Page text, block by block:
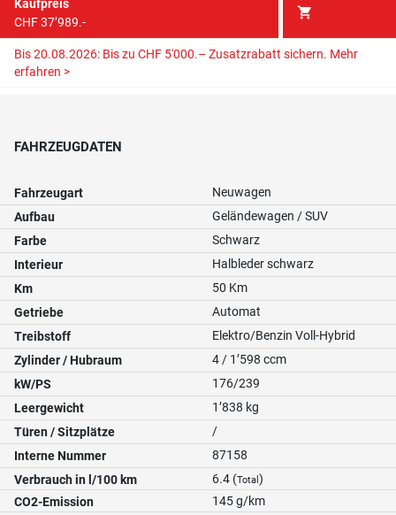
FAHRZEUGDATEN
Fahrzeugart
Neuwagen
Aufbau
Geländewagen / SUV
Farbe
Schwarz
Interieur
Halbleder schwarz
Km
50 Km
Getriebe
Automat
Treibstoff
Elektro/Benzin Voll-Hybrid
Zylinder / Hubraum
4 / 1’598 ccm
kW/PS
176/239
Leergewicht
1’838 kg
Türen / Sitzplätze
/
Interne Nummer
87158
Verbrauch in l/100 km
6.4 (Total )
CO2-Emission
145 g/km
Kaufpreis
CHF 37’989.-
shopping_cart
Bis 20.08.2026: Bis zu CHF 5'000.– Zusatzrabatt sichern. Mehr
erfahren >